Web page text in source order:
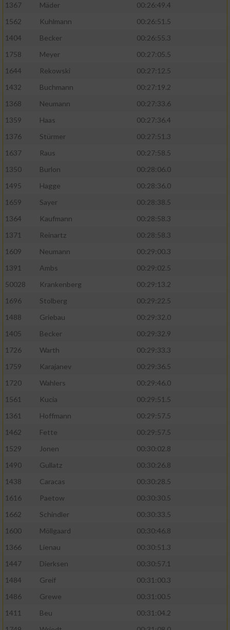
1367
Mäder
00:26:49.4
1562
Kuhlmann
00:26:51.5
1404
Becker
00:26:55.3
1758
Meyer
00:27:05.5
1644
Rekowski
00:27:12.5
1432
Buchmann
00:27:19.2
1368
Neumann
00:27:33.6
1359
Haas
00:27:36.4
1376
Stürmer
00:27:51.3
1637
Raus
00:27:58.5
1350
Burlon
00:28:06.0
1495
Hagge
00:28:36.0
1659
Sayer
00:28:38.5
1364
Kaufmann
00:28:58.3
1371
Reinartz
00:28:58.3
1609
Neumann
00:29:00.3
1391
Ambs
00:29:02.5
50028
Krankenberg
00:29:13.2
1696
Stolberg
00:29:22.5
1488
Griebau
00:29:32.0
1405
Becker
00:29:32.9
1726
Warth
00:29:33.3
1759
Karajanev
00:29:36.5
1720
Wahlers
00:29:46.0
1561
Kucia
00:29:51.5
1361
Hoffmann
00:29:57.5
1462
Fette
00:29:57.5
1529
Jonen
00:30:02.8
1490
Gullatz
00:30:26.8
1438
Caracas
00:30:28.5
1616
Paetow
00:30:30.5
1662
Schindler
00:30:33.5
1600
Möllgaard
00:30:46.8
1366
Lienau
00:30:51.3
1447
Dierksen
00:30:57.1
1484
Greif
00:31:00.3
1486
Grewe
00:31:00.5
1411
Beu
00:31:04.2